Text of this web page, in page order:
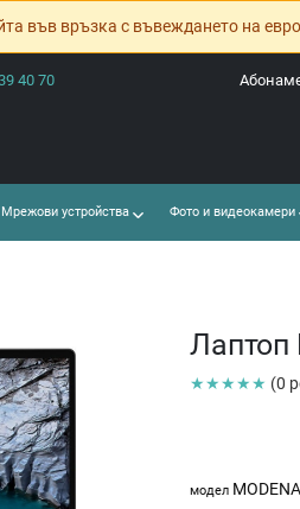
във връзка с въвеждането на
40 70
устройства Фото и видеокамери
Лаптоп
★★★★★ (0
модел